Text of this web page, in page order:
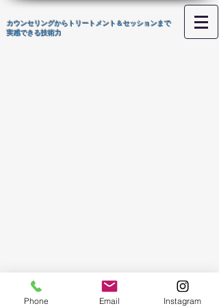
カウンセリングからトリートメント＆セッションまで
​実感できる技術力
Phone Email Instagram